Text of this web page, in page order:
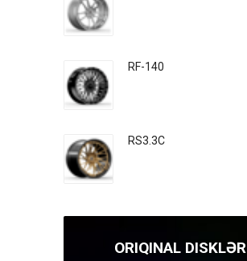
RF-140
RS3.3C
ORIQINAL DISKLƏR